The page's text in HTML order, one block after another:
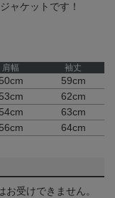
ャケットです！
肩幅 袖丈
50cm
59cm
53cm
62cm
54cm
63cm
56cm 64cm
受けできません。